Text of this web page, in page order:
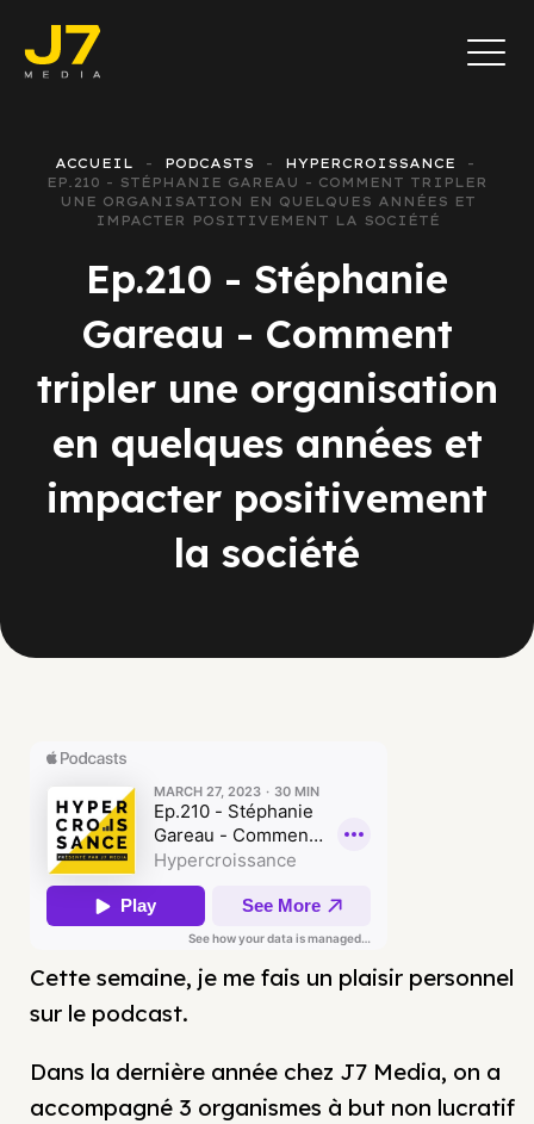
ACCUEIL PODCASTS
HYPERCROISSANCE
EP.210 - STÉPHANIE GAREAU - COMMENT TRIPLER
UNE ORGANISATION EN QUELQUES ANNÉES ET
IMPACTER POSITIVEMENT LA SOCIÉTÉ
Ep.210 - Stéphanie
Gareau - Comment
tripler une organisation
en quelques années et
impacter positivement
la société
Cette semaine, je me fais un plaisir personnel
sur le podcast.
Dans la dernière année chez J7 Media, on a
accompagné 3 organismes à but non lucratif